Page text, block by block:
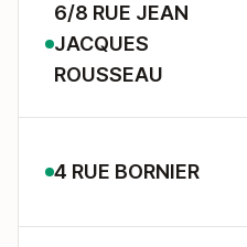
6/8 RUE JEAN
JACQUES
ROUSSEAU
4 RUE BORNIER